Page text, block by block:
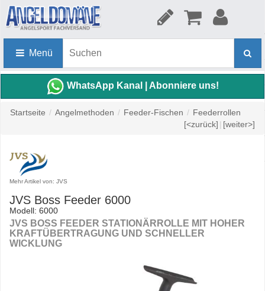
Menü
WhatsApp Kanal | Abonniere uns!
Startseite / Angelmethoden / Feeder-Fischen / Feederrollen
[<zurück] | [weiter>]
Mehr Artikel von: JVS
JVS Boss Feeder 6000
Modell: 6000
JVS BOSS FEEDER STATIONÄRROLLE MIT HOHER
KRAFTÜBERTRAGUNG UND SCHNELLER
WICKLUNG